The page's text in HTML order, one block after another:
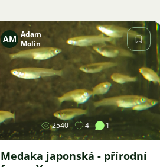
Obrázek
AM Adam
Molin
2540 4 1
Medaka japonská - přírodní